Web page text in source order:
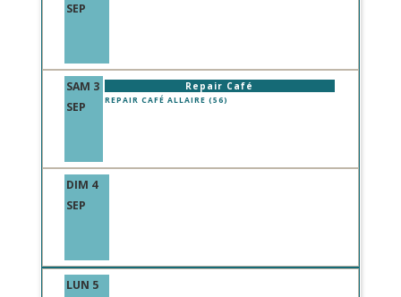
SEP
SAM 3
SEP
Repair Café
REPAIR CAFÉ ALLAIRE (56)
DIM 4
SEP
LUN 5